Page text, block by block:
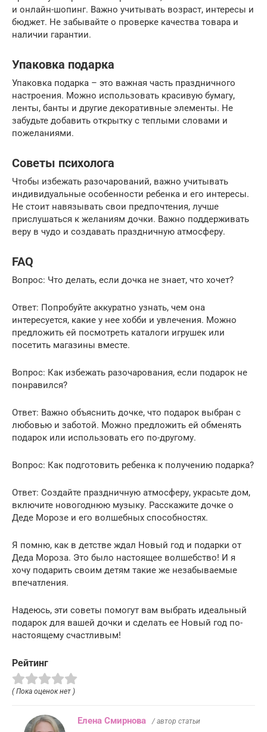
и онлайн-шопинг. Важно учитывать возраст, интересы и
бюджет. Не забывайте о проверке качества товара и
наличии гарантии.
Упаковка подарка
Упаковка подарка – это важная часть праздничного
настроения. Можно использовать красивую бумагу,
ленты, банты и другие декоративные элементы. Не
забудьте добавить открытку с теплыми словами и
пожеланиями.
Советы психолога
Чтобы избежать разочарований, важно учитывать
индивидуальные особенности ребенка и его интересы.
Не стоит навязывать свои предпочтения, лучше
прислушаться к желаниям дочки. Важно поддерживать
веру в чудо и создавать праздничную атмосферу.
FAQ
Вопрос: Что делать, если дочка не знает, что хочет?
Ответ: Попробуйте аккуратно узнать, чем она
интересуется, какие у нее хобби и увлечения. Можно
предложить ей посмотреть каталоги игрушек или
посетить магазины вместе.
Вопрос: Как избежать разочарования, если подарок не
понравился?
Ответ: Важно объяснить дочке, что подарок выбран с
любовью и заботой. Можно предложить ей обменять
подарок или использовать его по-другому.
Вопрос: Как подготовить ребенка к получению подарка?
Ответ: Создайте праздничную атмосферу, украсьте дом,
включите новогоднюю музыку. Расскажите дочке о
Деде Морозе и его волшебных способностях.
Я помню, как в детстве ждал Новый год и подарки от
Деда Мороза. Это было настоящее волшебство! И я
хочу подарить своим детям такие же незабываемые
впечатления.
Надеюсь, эти советы помогут вам выбрать идеальный
подарок для вашей дочки и сделать ее Новый год по-
настоящему счастливым!
Рейтинг
( Пока оценок нет )
Елена Смирнова / автор статьи